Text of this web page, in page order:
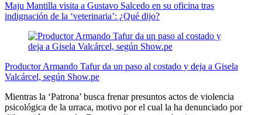
Maju Mantilla visita a Gustavo Salcedo en su oficina tras
indignación de la ‘veterinaria’: ¿Qué dijo?
Productor Armando Tafur da un paso al costado y deja a Gisela
Valcárcel, según Show.pe
Mientras la ‘Patrona’ busca frenar presuntos actos de violencia
psicológica de la urraca, motivo por el cual la ha denunciado por